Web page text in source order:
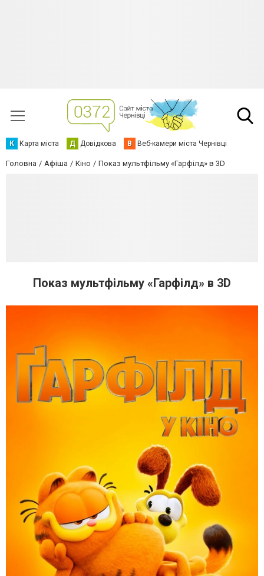
К Карта міста Д Довідкова В Веб-камери міста Чернівці
Головна Афіша Кіно Показ мультфільму «Гарфілд» в 3D
Показ мультфільму «Гарфілд» в 3D